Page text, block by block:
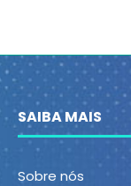
SAIBA MAIS
Sobre nós